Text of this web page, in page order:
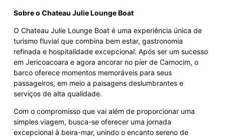
Sobre o Chateau Julie Lounge Boat
O Chateau Julie Lounge Boat é uma experiência única de
turismo fluvial que combina bem estar, gastronomia
refinada e hospitalidade excepcional. Após ser um sucesso
em Jericoacoara e agora ancorar no píer de Camocim, o
barco oferece momentos memoráveis para seus
passageiros, em meio a paisagens deslumbrantes e
serviços de alta qualidade.
Com o compromisso que vai além de proporcionar uma
simples viagem, busca-se oferecer uma jornada
excepcional à beira-mar, unindo o encanto sereno de